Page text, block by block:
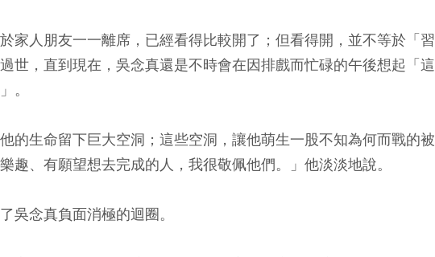
家人朋友一一離席，已經看得比較開了；但看得開，並不等於「習
世，直到現在，吳念真還是不時會在因排戲而忙碌的午後想起「這
。
的生命留下巨大空洞；這些空洞，讓他萌生一股不知為何而戰的被
趣、有願望想去完成的人，我很敬佩他們。」他淡淡地說。
吳念真負面消極的迴圈。